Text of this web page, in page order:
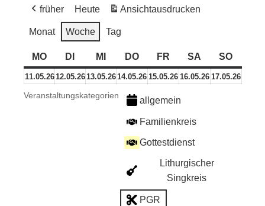
früher Heute Ansichtausdrucken
Monat Woche Tag
MOMONTAG
DI DIENSTAG
MI MITTWOCH
DODONNERSTAG
FR FREITAG
SA SAMSTAG
SO
11.05.2611.
Mai
12.05.2612.
Mai
13.05.2613.
2026
14.05.26 14.
2026
15.05.26 15.
2026
16.05.26 16.
17.05.26
Veranstaltungskategorien allgemein
Familienkreis
Gottestdienst
Lithurgischer
Singkreis
PGR